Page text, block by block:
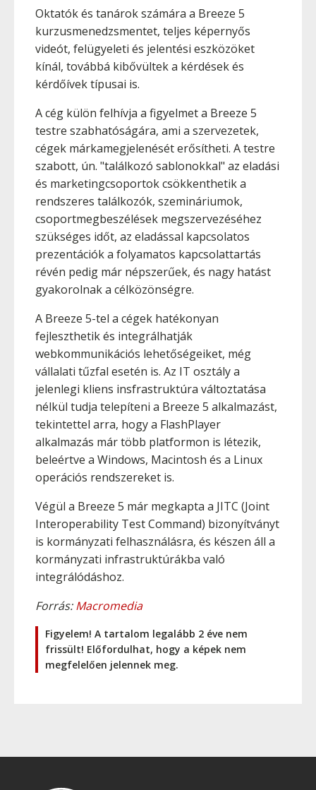
Oktatók és tanárok számára a Breeze 5
kurzusmenedzsmentet, teljes képernyős
videót, felügyeleti és jelentési eszközöket
kínál, továbbá kibővültek a kérdések és
kérdőívek típusai is.
A cég külön felhívja a figyelmet a Breeze 5
testre szabhatóságára, ami a szervezetek,
cégek márkamegjelenését erősítheti. A testre
szabott, ún. "találkozó sablonokkal" az eladási
és marketingcsoportok csökkenthetik a
rendszeres találkozók, szemináriumok,
csoportmegbeszélések megszervezéséhez
szükséges időt, az eladással kapcsolatos
prezentációk a folyamatos kapcsolattartás
révén pedig már népszerűek, és nagy hatást
gyakorolnak a célközönségre.
A Breeze 5-tel a cégek hatékonyan
fejleszthetik és integrálhatják
webkommunikációs lehetőségeiket, még
vállalati tűzfal esetén is. Az IT osztály a
jelenlegi kliens insfrastruktúra változtatása
nélkül tudja telepíteni a Breeze 5 alkalmazást,
tekintettel arra, hogy a FlashPlayer
alkalmazás már több platformon is létezik,
beleértve a Windows, Macintosh és a Linux
operációs rendszereket is.
Végül a Breeze 5 már megkapta a JITC (Joint
Interoperability Test Command) bizonyítványt
is kormányzati felhasználásra, és készen áll a
kormányzati infrastruktúrákba való
integrálódáshoz.
Forrás:Macromedia
Figyelem! A tartalom legalább 2 éve nem
frissült! Előfordulhat, hogy a képek nem
megfelelően jelennek meg.